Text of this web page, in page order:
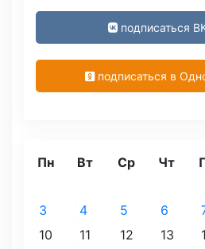
подписаться
подписаться в
Пн Вт Ср Чт
3
4 5 6
10
11 12 13